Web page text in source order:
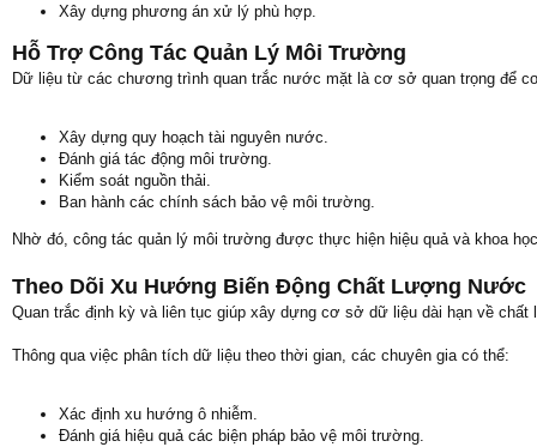
Xây dựng phương án xử lý phù hợp.
Hỗ Trợ Công Tác Quản Lý Môi Trường
Dữ liệu từ các chương trình quan trắc nước mặt là cơ sở quan trọng để
Xây dựng quy hoạch tài nguyên nước.
Đánh giá tác động môi trường.
Kiểm soát nguồn thải.
Ban hành các chính sách bảo vệ môi trường.
Nhờ đó, công tác quản lý môi trường được thực hiện hiệu quả và khoa
Theo Dõi Xu Hướng Biến Động Chất Lượng Nước
Quan trắc định kỳ và liên tục giúp xây dựng cơ sở dữ liệu dài hạn về
Thông qua việc phân tích dữ liệu theo thời gian, các chuyên gia có thể:
Xác định xu hướng ô nhiễm.
Đánh giá hiệu quả các biện pháp bảo vệ môi trường.